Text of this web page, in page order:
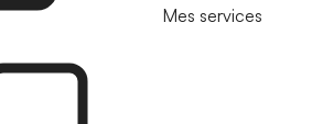
Mes services